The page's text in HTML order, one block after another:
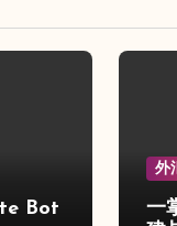
Bot
外
一